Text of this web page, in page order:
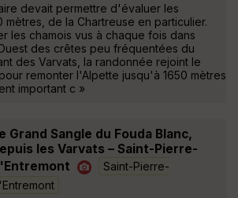
devait permettre d'évaluer les
de la Chartreuse en particulier.
les chamois vus à chaque fois dans
des crêtes peu fréquentées du
des Varvats, la randonnée rejoint le
remonter l'Alpette jusqu'à 1650 mètres
important c »
Grand Sangle du Fouda Blanc,
les Varvats – Saint-Pierre-
Saint-Pierre-